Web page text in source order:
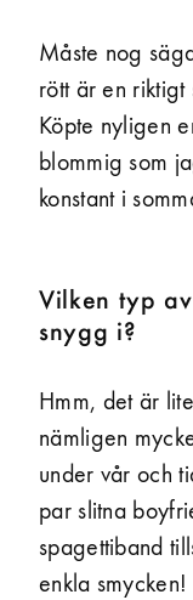
Måste nog
rött är en riktigt
Köpte nyligen
blommig som
konstant i
Vilken typ
snygg i?
Hmm, det är
nämligen
under vår och
par slitna
spagetti­band
enkla